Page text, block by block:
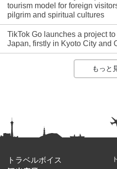
tourism model for foreign
pilgrim and spiritual cultures
TikTok Go launches a project
Japan, firstly in Kyoto City and
もっと
トラベルボイス